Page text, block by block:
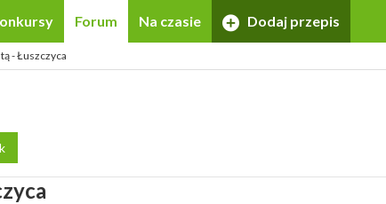
Forum Na czasie Dodaj przepis
- Łuszczyca